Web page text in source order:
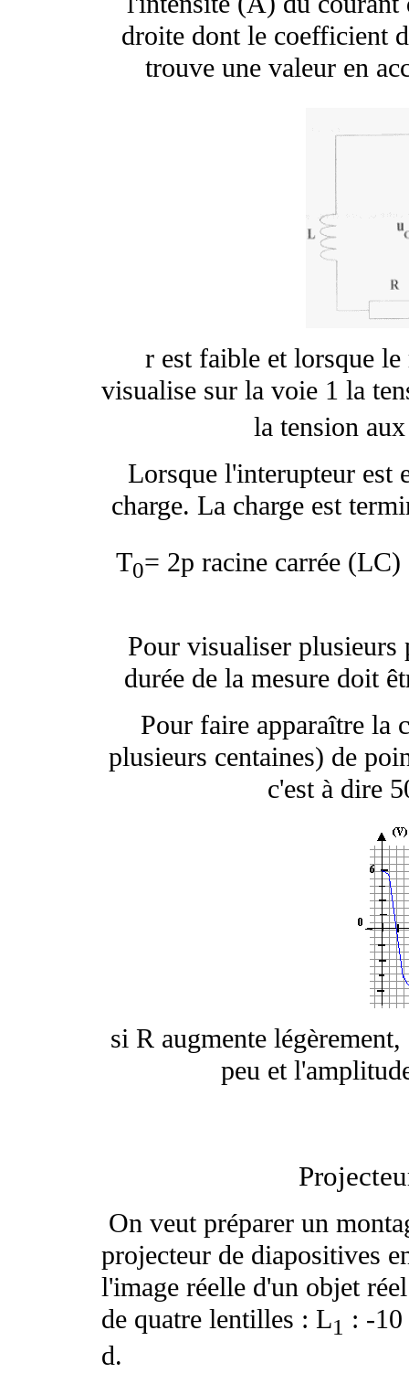
droite dont le coefficient
trouve une valeur en
r est faible et lorsque
visualise sur la voie 1 la
la tension
Lorsque l'interupteur est
charge. La charge est
T0= 2p racine carrée
Pour visualiser plusieurs
durée de la mesure doit
Pour faire apparaître la
plusieurs centaines) de
c'est à dire
si R augmente
peu et
On veut préparer un
projecteur de diapositives
l'image réelle d'un objet
de quatre lentilles : L1 : -10
d.